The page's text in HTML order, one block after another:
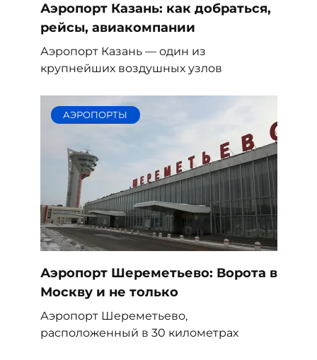
Аэропорт Казань: как добраться,
рейсы, авиакомпании
Аэропорт Казань — один из
крупнейших воздушных узлов
АЭРОПОРТЫ
Аэропорт Шереметьево: Ворота в
Москву и не только
Аэропорт Шереметьево,
расположенный в 30 километрах